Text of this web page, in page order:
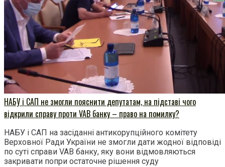
НАБУ і САП не змогли пояснити депутатам, на підставі чого
відкрили справу проти VAB банку – право на помилку?
НАБУ і САП на засіданні антикорупційного комітету
Верховної Ради України не змогли дати жодної відповіді
по суті справи VAB банку, яку вони відмовляються
закривати попри остаточне рішення суду